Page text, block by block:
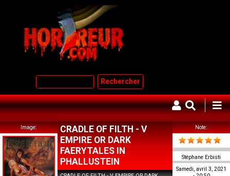
Rechercher
Image
CRADLE OF FILTH - V
EMPIRE OR DARK
FAERYTALES IN
PHALLUSTEIN
Note
Stéphane Erbisti
Samedi, avril 3, 2021